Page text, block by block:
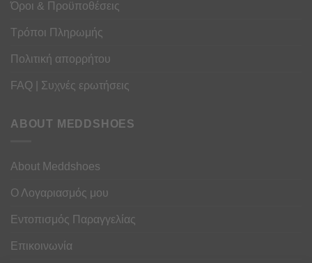
Όροι & Προϋποθέσεις
Τρόποι Πληρωμής
Πολιτική απορρήτου
FAQ | Συχνές ερωτήσεις
ABOUT MEDDSHOES
About Meddshoes
Ο Λογαριασμός μου
Εντοπισμός Παραγγελίας
Επικοινωνία